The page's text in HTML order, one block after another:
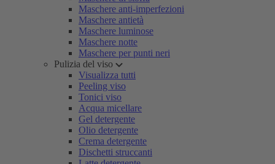
Maschere anti-imperfezioni
Maschere antietà
Maschere luminose
Maschere notte
Maschere per punti neri
Pulizia del viso
Visualizza tutti
Peeling viso
Tonici viso
Acqua micellare
Gel detergente
Olio detergente
Crema detergente
Dischetti struccanti